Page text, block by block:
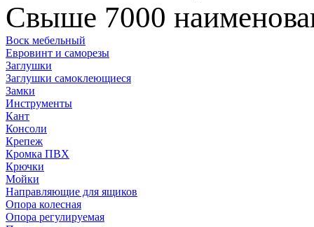
Свыше 7000
Воск мебельный
Евровинт и саморезы
Заглушки
Заглушки самоклеющиеся
Замки
Инструменты
Кант
Консоли
Крепеж
Кромка ПВХ
Крючки
Мойки
Направляющие для ящиков
Опора колесная
Опора регулируемая